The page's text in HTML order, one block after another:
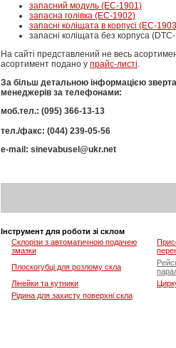
запасний модуль (ЕС-1901)
запасна голівка (ЕС-1902)
запасні коліщата в корпусі (ЕС-
запасні коліщата без корпуса
На сайті представлений не весь
асортимент подано у прайс-листі.
За більш детальною інформацією
менеджерів за телефонами:
моб.тел.: (095) 366-13-13
тел./факс: (044) 239-05-56
e-mail: sinevabusel@ukr.net
Інструмент для роботи зі склом
Склорізи з автоматичною подачею
змазки
Плоскогубці для розлому скла
Лінейки та кутники
Рідина для захисту поверхні скла